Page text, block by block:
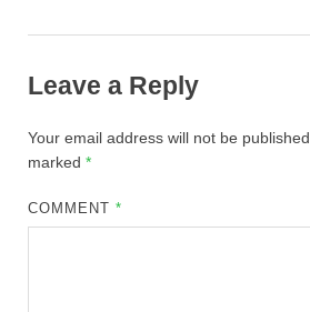
Leave a Reply
Your email address will not be published.
marked *
COMMENT*